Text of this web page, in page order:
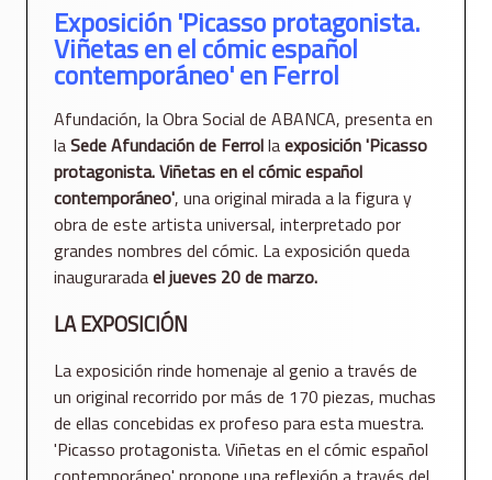
Exposición 'Picasso protagonista.
Viñetas en el cómic español
contemporáneo' en Ferrol
Afundación, la Obra Social de ABANCA, presenta en
laSede Afundación de Ferrollaexposición 'Picasso
protagonista. Viñetas en el cómic español
contemporáneo', una original mirada a la figura y
obra de este artista universal, interpretado por
grandes nombres del cómic. La exposición queda
inauguraradael jueves 20 de marzo.
LA EXPOSICIÓN
La exposición rinde homenaje al genio a través de
un original recorrido por más de 170 piezas, muchas
de ellas concebidas ex profeso para esta muestra.
'Picasso protagonista. Viñetas en el cómic español